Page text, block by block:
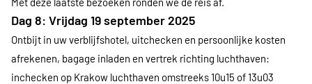
Dag 8: Vrijdag 19 september 2025
Ontbijt in uw verblijfshotel, uitchecken en persoonlijke kosten
afrekenen, bagage inladen en vertrek richting luchthaven:
inchecken op Krakow luchthaven omstreeks 10u15 of 13u03